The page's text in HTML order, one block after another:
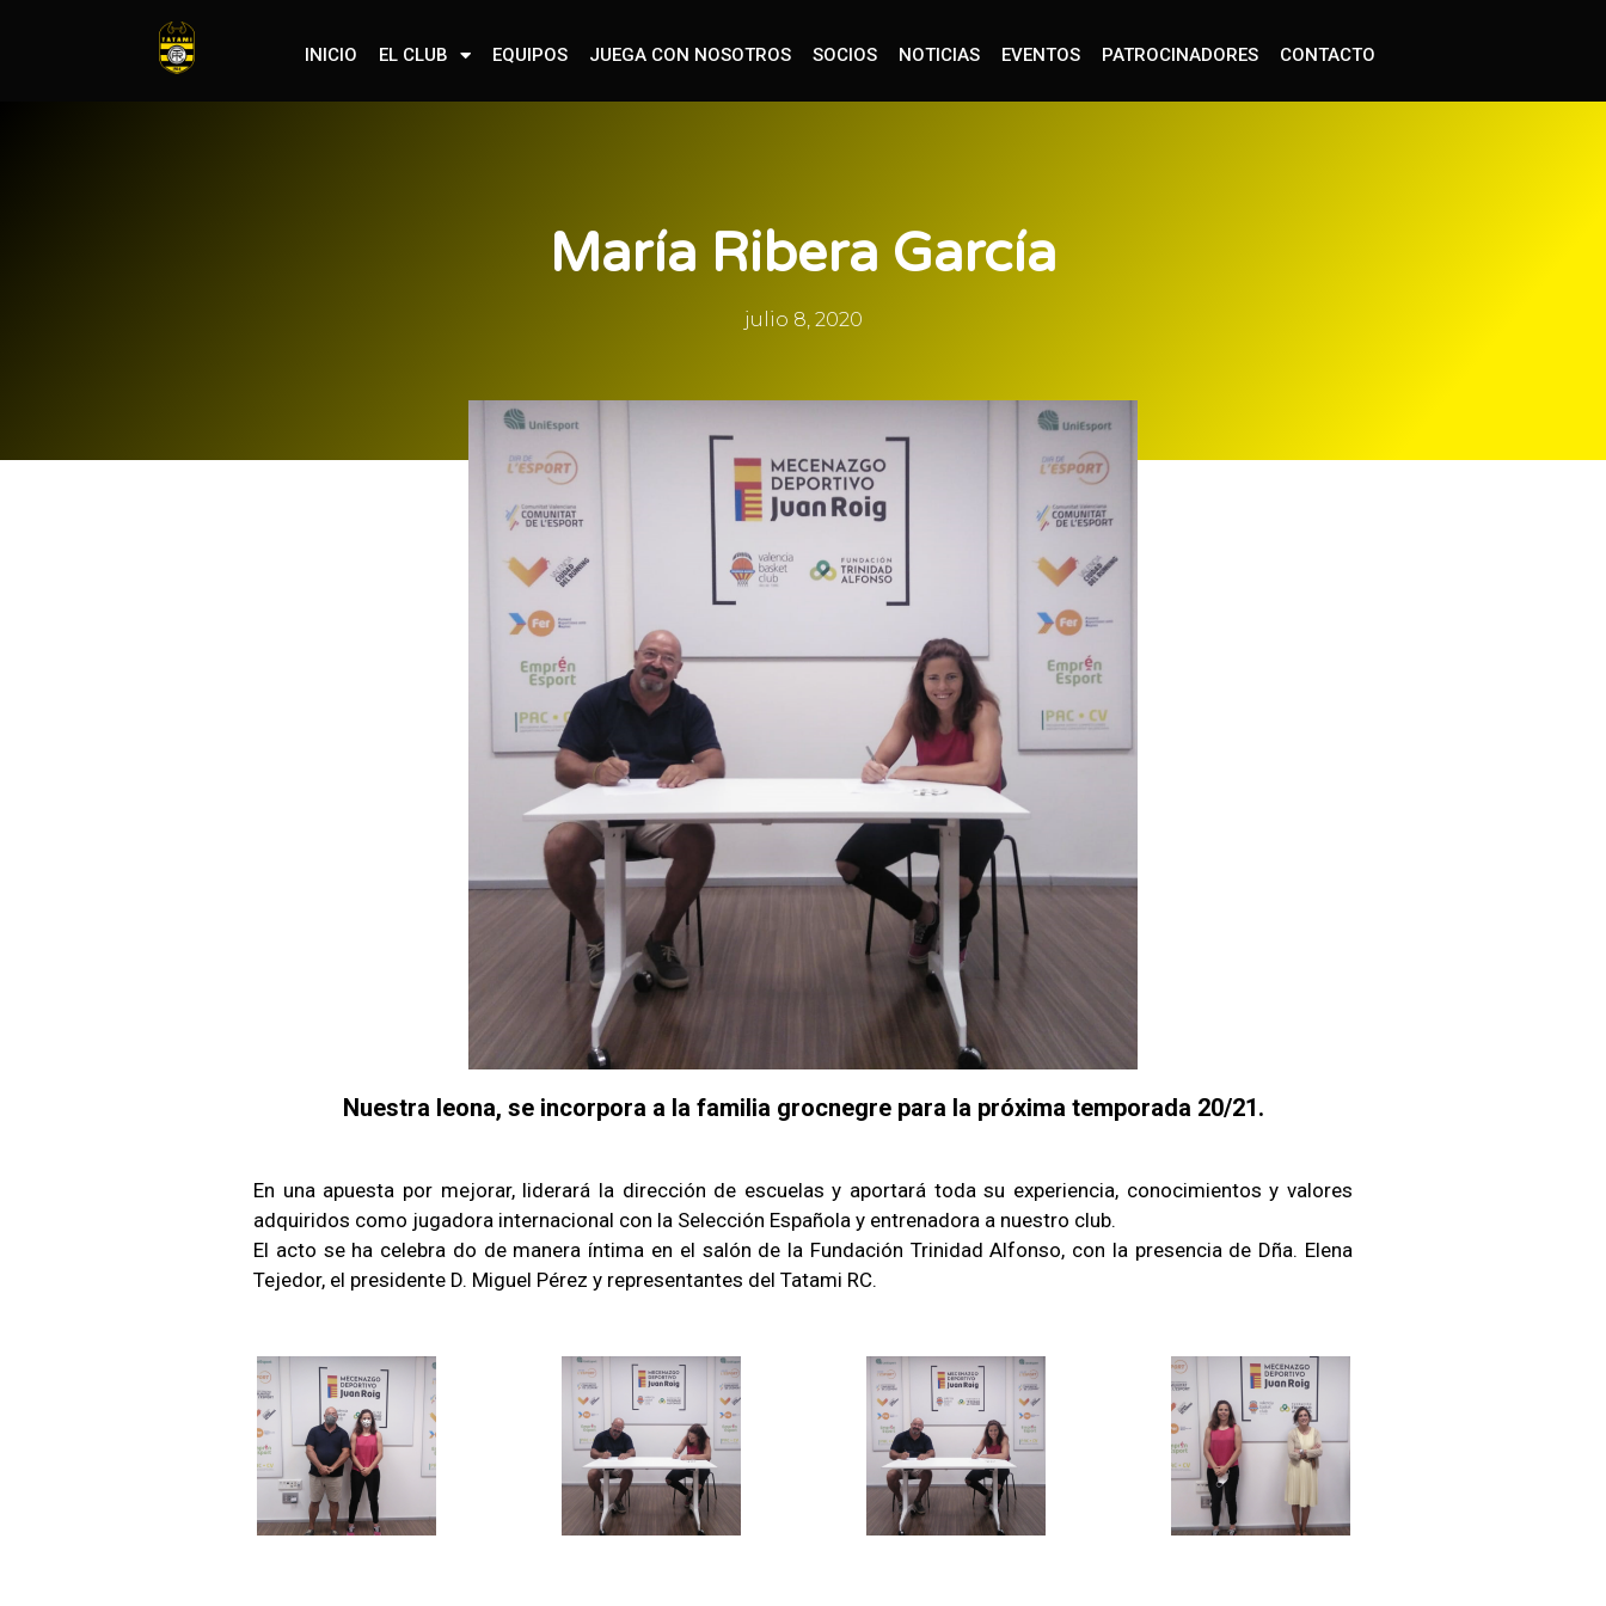
INICIO EL CLUB EQUIPOS JUEGA CON NOSOTROS SOCIOS NOTICIAS EVENTOS PATROCINADORES CONTACTO
María Ribera García
julio 8, 2020
Nuestra leona, se incorpora a la familia grocnegre para la próxima temporada 20/21.
En una apuesta por mejorar, liderará la dirección de escuelas y aportará toda su experiencia, conocimientos y valores
adquiridos como jugadora internacional con la Selección Española y entrenadora a nuestro club.
El acto se ha celebra do de manera íntima en el salón de la Fundación Trinidad Alfonso, con la presencia de Dña. Elena
Tejedor, el presidente D. Miguel Pérez y representantes del Tatami RC.